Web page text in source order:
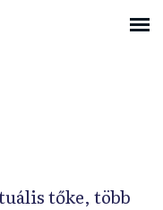
tőke, több